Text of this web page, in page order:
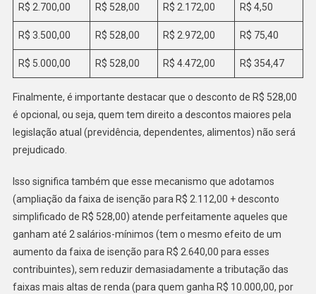
R$ 2.700,00 R$ 528,00 R$ 2.172,00 R$ 4,50
R$ 3.500,00 R$ 528,00 R$ 2.972,00 R$ 75,40
R$ 5.000,00 R$ 528,00 R$ 4.472,00 R$ 354,47
Finalmente, é importante destacar que o desconto de R$ 528,00
é opcional, ou seja, quem tem direito a descontos maiores pela
legislação atual (previdência, dependentes, alimentos) não será
prejudicado.
Isso significa também que esse mecanismo que adotamos
(ampliação da faixa de isenção para R$ 2.112,00 + desconto
simplificado de R$ 528,00) atende perfeitamente aqueles que
ganham até 2 salários-mínimos (tem o mesmo efeito de um
aumento da faixa de isenção para R$ 2.640,00 para esses
contribuintes), sem reduzir demasiadamente a tributação das
faixas mais altas de renda (para quem ganha R$ 10.000,00, por